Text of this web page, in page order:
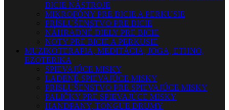
BICIE NÁSTROJE
MIKROFÓNY PRE BICIE A PERKUSIE
PRÍSLUŠENSTVO PRE BICIE
NÁHRADNÉ DIELY PRE BICIE
NOTY PRE BICIE A PERKUSIE
MUZIKOTERAPIA, MEDITÁCIA, JOGA, ETHNO,
EZOTERIKA
SPIEVAJÚCE MISKY
LADENÉ SPIEVAJÚCE MISKY
PRISLUŠENSTVO PRE SPIEVAJÚCE MISKY
PALIČKY PRE SPIEVAJÚCE MISKY
HANDPANY, TONGUE DRUMY